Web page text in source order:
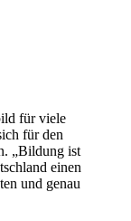
für viele
für den
„Bil­dung ist
einen
und genau